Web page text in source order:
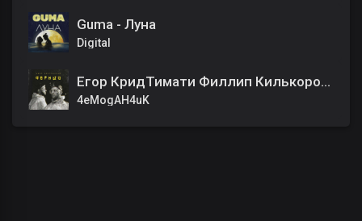
Guma - Луна
Digital
Егор КридТимати Филлип Килькоров - Цвет настроения чёрный
4eMogAH4uK